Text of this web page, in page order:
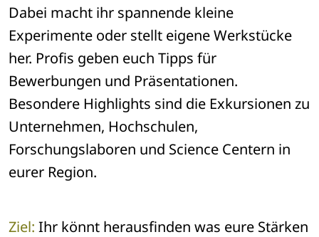
Dabei macht ihr spannende kleine
Experimente oder stellt eigene Werkstücke
her. Profis geben euch Tipps für
Bewerbungen und Präsentationen.
Besondere Highlights sind die Exkursionen zu
Unternehmen, Hochschulen,
Forschungslaboren und Science Centern in
eurer Region.
Ziel: Ihr könnt herausfinden was eure Stärken